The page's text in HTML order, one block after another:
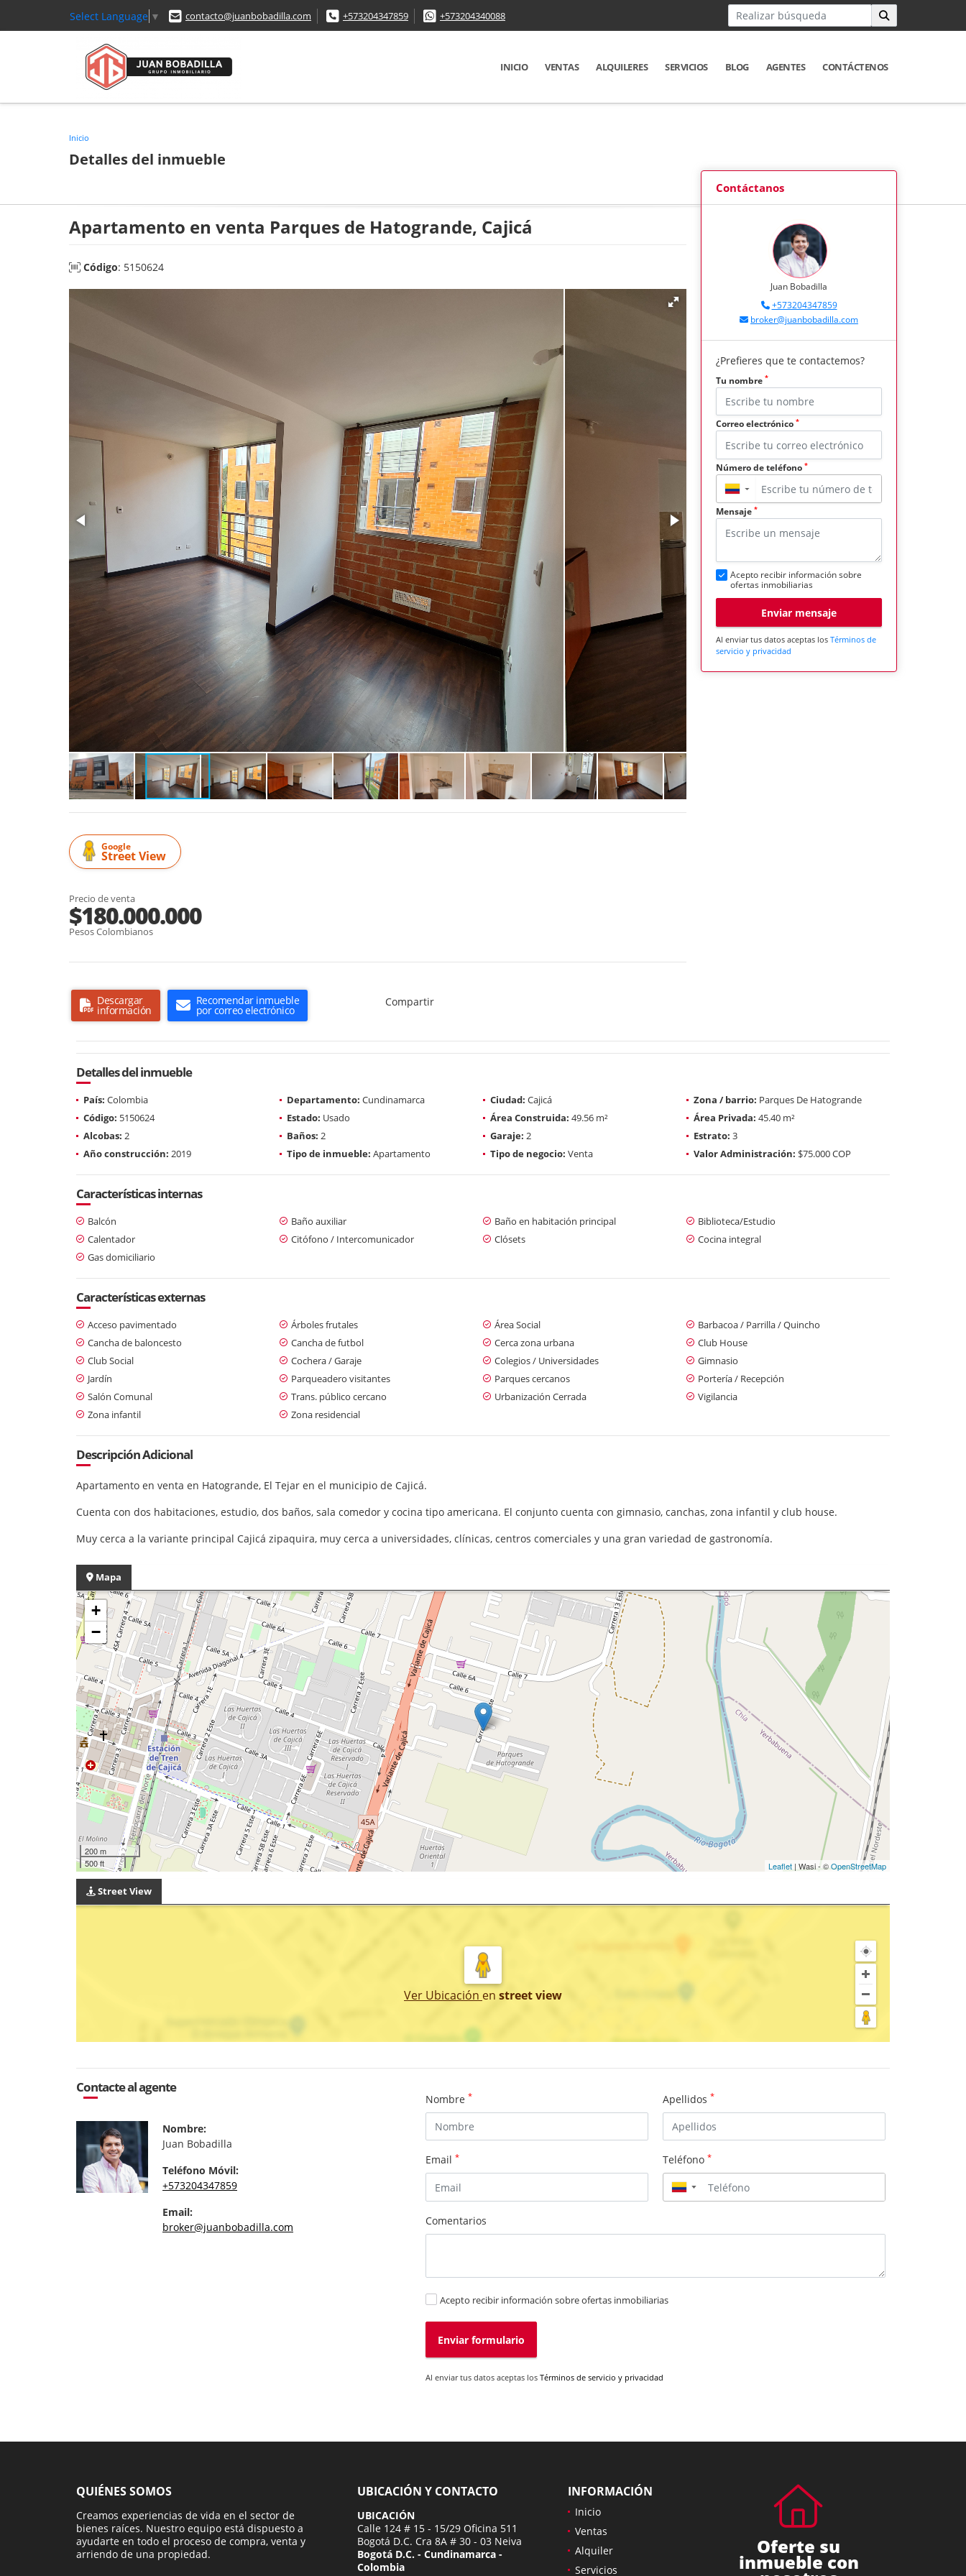
Select Language ▼ contacto@juanbobadilla.com +573204347859 +573204340088
INICIO VENTAS ALQUILERES SERVICIOS BLOG AGENTES CONTÁCTENOS
Inicio
Detalles del inmueble
Apartamento en venta Parques de Hatogrande, Cajicá
Código: 5150624
Google
Street View
Precio de venta
$180.000.000
Pesos Colombianos
Descargar
información
Recomendar inmueble
por correo electrónico
Compartir
Contáctanos
Juan Bobadilla
+573204347859
broker@juanbobadilla.com
¿Prefieres que te contactemos?
Tu nombre *
Correo electrónico *
Número de teléfono *
▼
Mensaje *
Acepto recibir información sobre
ofertas inmobiliarias
Enviar mensaje
Al enviar tus datos aceptas los Términos de
servicio y privacidad
Detalles del inmueble
País: Colombia Departamento: Cundinamarca Ciudad: Cajicá Zona / barrio: Parques De Hatogrande
Código: 5150624 Estado: Usado Área Construida: 49.56 m² Área Privada: 45.40 m²
Alcobas: 2 Baños: 2 Garaje: 2 Estrato: 3
Año construcción: 2019 Tipo de inmueble: Apartamento Tipo de negocio: Venta Valor Administración: $75.000 COP
Características internas
Balcón Baño auxiliar Baño en habitación principal
Biblioteca/Estudio
Calentador
Citófono / Intercomunicador Clósets
Cocina integral
Gas domiciliario
Características externas
Acceso pavimentado Árboles frutales Área Social
Barbacoa / Parrilla / Quincho
Cancha de baloncesto
Cancha de futbol Cerca zona urbana
Club House
Club Social
Cochera / Garaje Colegios / Universidades
Gimnasio
Jardín
Parqueadero visitantes Parques cercanos
Portería / Recepción
Salón Comunal
Trans. público cercano Urbanización Cerrada
Vigilancia
Zona infantil
Zona residencial
Descripción Adicional
Apartamento en venta en Hatogrande, El Tejar en el municipio de Cajicá.
Cuenta con dos habitaciones, estudio, dos baños, sala comedor y cocina tipo americana. El conjunto cuenta con gimnasio, canchas, zona infantil y club house.
Muy cerca a la variante principal Cajicá zipaquira, muy cerca a universidades, clínicas, centros comerciales y una gran variedad de gastronomía.
Mapa
+
−
200 m
500 ft
Leaflet | Wasi - ©OpenStreetMap
Street View
Ver Ubicación en street view
Contacte al agente
Nombre:
Juan Bobadilla
Teléfono Móvil:
+573204347859
Email:
broker@juanbobadilla.com
Nombre * Apellidos *
Email * Teléfono *
▼
Comentarios
Acepto recibir información sobre ofertas inmobiliarias
Enviar formulario
Al enviar tus datos aceptas los Términos de servicio y privacidad
QUIÉNES SOMOS
Creamos experiencias de vida en el sector de
bienes raíces. Nuestro equipo está dispuesto a
ayudarte en todo el proceso de compra, venta y
arriendo de una propiedad.
UBICACIÓN Y CONTACTO
UBICACIÓN
Calle 124 # 15 - 15/29 Oficina 511
Bogotá D.C. Cra 8A # 30 - 03 Neiva
Bogotá D.C. - Cundinamarca -
Colombia
INFORMACIÓN
Inicio
Ventas
Alquiler
Servicios
Oferte su
inmueble con